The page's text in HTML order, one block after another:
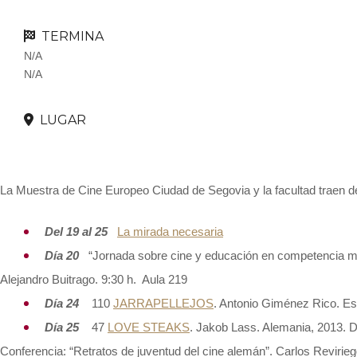
TERMINA
N/A
N/A
LUGAR
La Muestra de Cine Europeo Ciudad de Segovia y la facultad
Del 19 al 25
La mirada necesaria
Día 20 “Jornada sobre cine y educación en competencia
Alejandro Buitrago. 9:30 h. Aula 219
Día 24 110 JARRAPELLEJOS. Antonio Giménez Rico.
Día 25 47 LOVE STEAKS. Jakob Lass. Alemania, 2013.
Conferencia: “Retratos de juventud del cine alemán”. Carlos